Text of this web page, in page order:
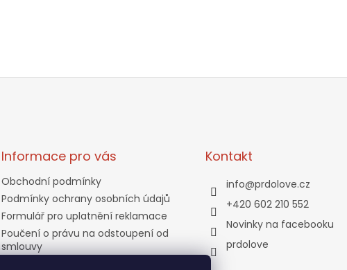
Informace pro vás
Obchodní podmínky
Podmínky ochrany osobních údajů
Formulář pro uplatnění reklamace
Poučení o právu na odstoupení od
smlouvy
Kontakt
info@prdolove.cz
+420 602 210 552
Novinky na facebooku
prdolove